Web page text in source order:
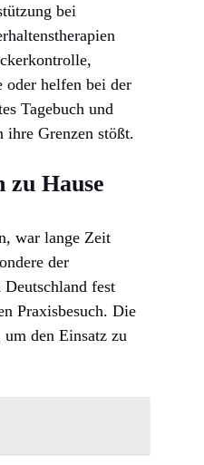
bei
oder helfen bei der
Tagebuch und
Grenzen stößt.
zu Hause
war lange Zeit
der
fest
Praxisbesuch. Die
den Einsatz zu